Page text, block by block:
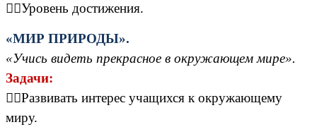
Уровень достижения.
«МИР ПРИРОДЫ».
«Учись видеть прекрасное в окружающем мире».
Задачи:
Развивать интерес учащихся к окружающему
миру.